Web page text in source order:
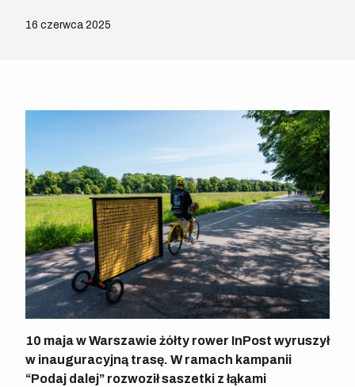
16 czerwca 2025
10 maja w Warszawie żółty rower InPost wyruszył
w inauguracyjną trasę. W ramach kampanii
“Podaj dalej” rozwoził saszetki z łąkami